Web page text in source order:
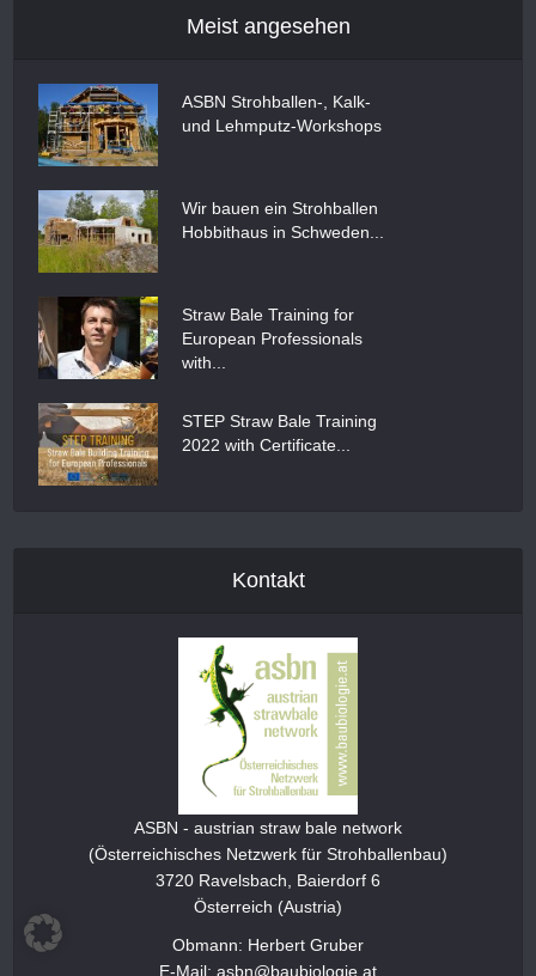
Meist angesehen
ASBN Strohballen-, Kalk-
und Lehmputz-Workshops
Wir bauen ein Strohballen
Hobbithaus in Schweden...
Straw Bale Training for
European Professionals
with...
STEP Straw Bale Training
2022 with Certificate...
Kontakt
ASBN - austrian straw bale network
(Österreichisches Netzwerk für Strohballenbau)
3720 Ravelsbach, Baierdorf 6
Österreich (Austria)
Obmann: Herbert Gruber
E-Mail: asbn@baubiologie.at